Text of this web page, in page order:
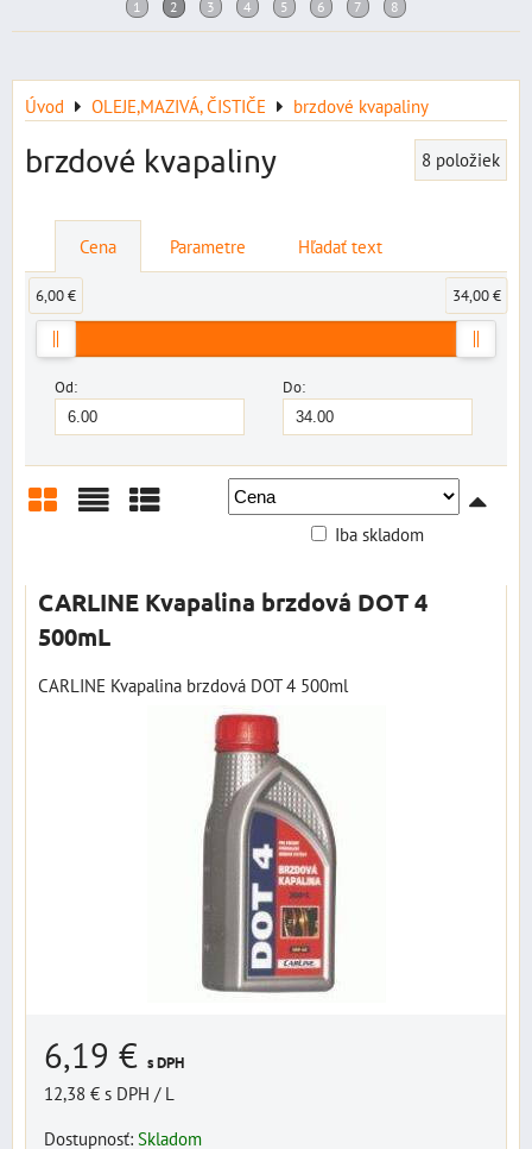
Úvod OLEJE,MAZIVÁ, ČISTIČE brzdové kvapaliny
brzdové kvapaliny 8 položiek
Cena Parametre Hľadať text
Od: Do:
6,00 € 34,00 €
Iba skladom
CARLINE Kvapalina brzdová DOT 4
500mL
CARLINE Kvapalina brzdová DOT 4 500ml
6,19 € s DPH
12,38 € s DPH / L
Dostupnosť: Skladom